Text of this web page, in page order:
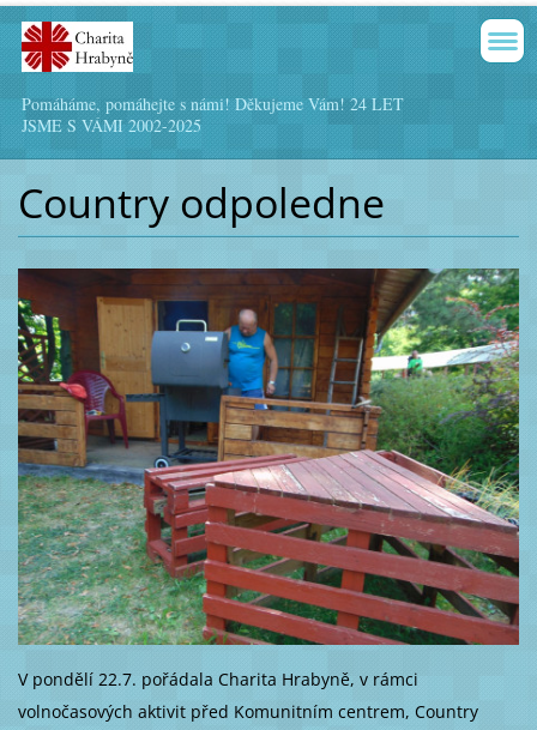
Pomáháme, pomáhejte s námi! Děkujeme Vám! 24 LET
JSME S VÁMI 2002-2025
Country odpoledne
V pondělí 22.7. pořádala Charita Hrabyně, v rámci
volnočasových aktivit před Komunitním centrem, Country